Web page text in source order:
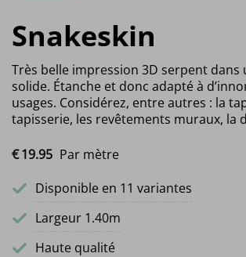
Snakeskin
Très belle impression 3D serpent dans
solide. Étanche et donc adapté à
usages. Considérez, entre autres : la
tapisserie, les revêtements muraux, la
€19.95 Par mètre
Disponible en 11 variantes
Largeur 1.40m
Haute qualité